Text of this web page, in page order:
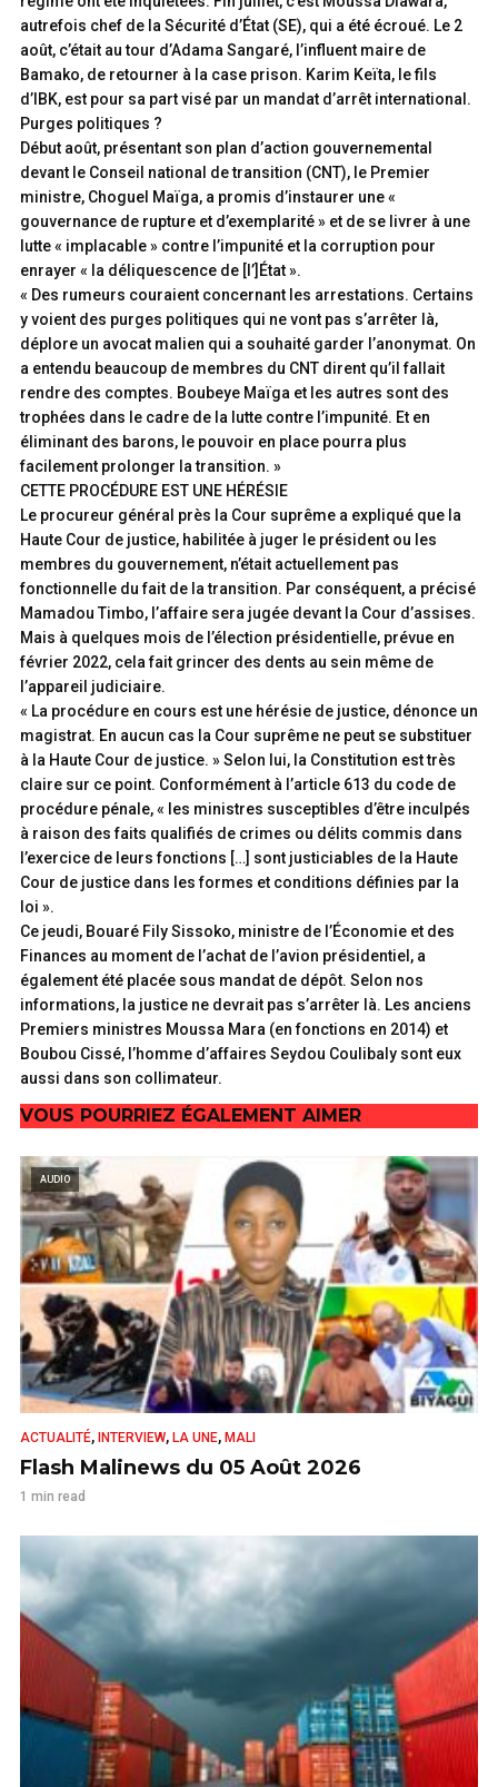
autrefois chef de la Sécurité d’État (SE), qui a été écroué. Le 2
août, c’était au tour d’Adama Sangaré, l’influent maire de
Bamako, de retourner à la case prison. Karim Keïta, le fils
d’IBK, est pour sa part visé par un mandat d’arrêt international.
Purges politiques ?
Début août, présentant son plan d’action gouvernemental
devant le Conseil national de transition (CNT), le Premier
ministre, Choguel Maïga, a promis d’instaurer une «
gouvernance de rupture et d’exemplarité » et de se livrer à une
lutte « implacable » contre l’impunité et la corruption pour
enrayer « la déliquescence de [l’]État ».
« Des rumeurs couraient concernant les arrestations. Certains
y voient des purges politiques qui ne vont pas s’arrêter là,
déplore un avocat malien qui a souhaité garder l’anonymat. On
a entendu beaucoup de membres du CNT dirent qu’il fallait
rendre des comptes. Boubeye Maïga et les autres sont des
trophées dans le cadre de la lutte contre l’impunité. Et en
éliminant des barons, le pouvoir en place pourra plus
facilement prolonger la transition. »
CETTE PROCÉDURE EST UNE HÉRÉSIE
Le procureur général près la Cour suprême a expliqué que la
Haute Cour de justice, habilitée à juger le président ou les
membres du gouvernement, n’était actuellement pas
fonctionnelle du fait de la transition. Par conséquent, a précisé
Mamadou Timbo, l’affaire sera jugée devant la Cour d’assises.
Mais à quelques mois de l’élection présidentielle, prévue en
février 2022, cela fait grincer des dents au sein même de
l’appareil judiciaire.
« La procédure en cours est une hérésie de justice, dénonce un
magistrat. En aucun cas la Cour suprême ne peut se substituer
à la Haute Cour de justice. » Selon lui, la Constitution est très
claire sur ce point. Conformément à l’article 613 du code de
procédure pénale, « les ministres susceptibles d’être inculpés
à raison des faits qualifiés de crimes ou délits commis dans
l’exercice de leurs fonctions […] sont justiciables de la Haute
Cour de justice dans les formes et conditions définies par la
loi ».
Ce jeudi, Bouaré Fily Sissoko, ministre de l’Économie et des
Finances au moment de l’achat de l’avion présidentiel, a
également été placée sous mandat de dépôt. Selon nos
informations, la justice ne devrait pas s’arrêter là. Les anciens
Premiers ministres Moussa Mara (en fonctions en 2014) et
Boubou Cissé, l’homme d’affaires Seydou Coulibaly sont eux
aussi dans son collimateur.
VOUS POURRIEZ ÉGALEMENT AIMER
AUDIO
ACTUALITÉ, INTERVIEW, LA UNE, MALI
Flash Malinews du 05 Août 2026
1 min read